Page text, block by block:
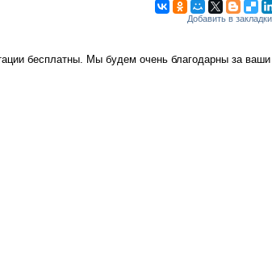
бесплатны. Мы будем очень благодарны за